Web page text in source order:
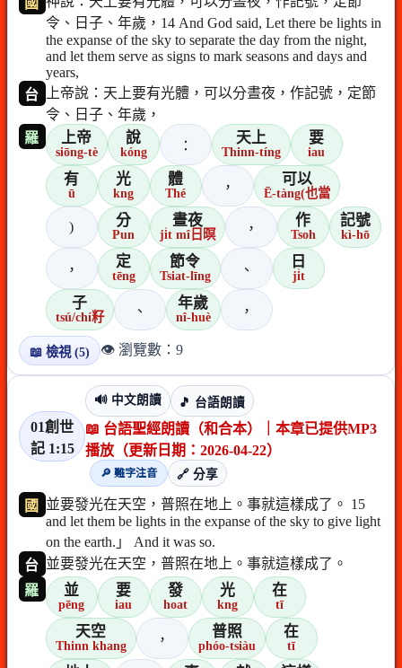
令、日子、年歲，14 And God said, Let there be lights in
the expanse of the sky to separate the day from the night,
and let them serve as signs to mark seasons and days and
years,
台
上帝說：天上要有光體，可以分晝夜，作記號，定節
令、日子、年歲，
羅
上帝
siōng-tè
說
kóng ： 天上
Thinn-tíng
要
iau
有
ū
光
kng
體
Thé ， 可以
Ē-tàng(也當
) 分
Pun
晝夜
ji̍t mî日暝 ， 作
Tsoh
記號
kì-hō
， 定
tēng
節令
Tsiat-līng 、 日
ji̍t
子
tsú/chí籽 、 年歲
nî-huè ，
📖 檢視 (5) 👁️ 瀏覽數：9
01創世
記 1:15
🔊 中文朗讀 🎵 台語朗讀
📖 台語聖經朗讀（和合本）｜本章已提供MP3
播放（更新日期：2026-04-22）
🔎 難字注音
🔗 分享
國
並要發光在天空，普照在地上。事就這樣成了。 15
and let them be lights in the expanse of the sky to give light
on the earth.」 And it was so.
台 並要發光在天空，普照在地上。事就這樣成了。
羅
並
pēng
要
iau
發
hoat
光
kng
在
tī
天空
Thinn khang ， 普照
phóo-tsiàu
在
tī